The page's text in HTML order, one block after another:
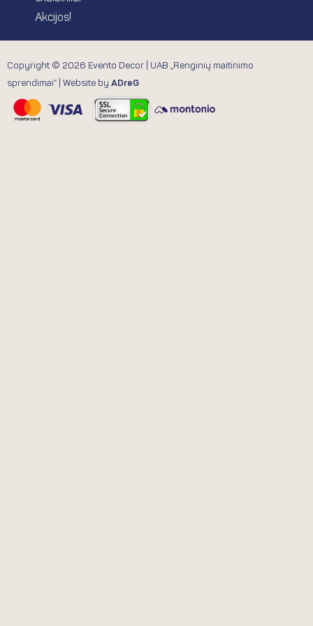
Akcijos!
Copyright © 2026 Evento Decor | UAB „Renginių maitinimo
sprendimai“ | Website by ADreG